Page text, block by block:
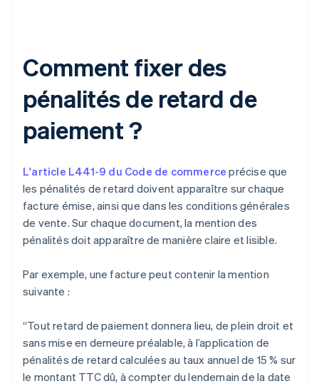
Comment fixer des
pénalités de retard de
paiement ?
L'article L441-9 du Code de commerce précise que
les pénalités de retard doivent apparaître sur chaque
facture émise, ainsi que dans les conditions générales
de vente. Sur chaque document, la mention des
pénalités doit apparaître de manière claire et lisible.
Par exemple, une facture peut contenir la mention
suivante :
“Tout retard de paiement donnera lieu, de plein droit et
sans mise en demeure préalable, à l’application de
pénalités de retard calculées au taux annuel de 15 % sur
le montant TTC dû, à compter du lendemain de la date